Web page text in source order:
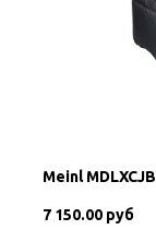
Meinl MDLXCJB
7 150.00 руб